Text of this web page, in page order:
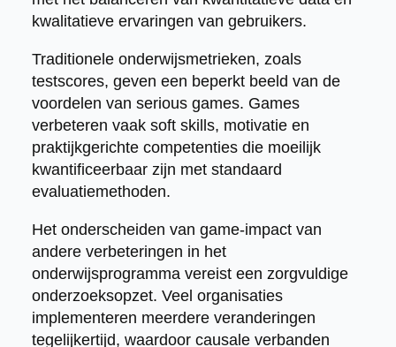
kwalitatieve ervaringen van gebruikers.
Traditionele onderwijsmetrieken, zoals
testscores, geven een beperkt beeld van de
voordelen van serious games. Games
verbeteren vaak soft skills, motivatie en
praktijkgerichte competenties die moeilijk
kwantificeerbaar zijn met standaard
evaluatiemethoden.
Het onderscheiden van game-impact van
andere verbeteringen in het
onderwijsprogramma vereist een zorgvuldige
onderzoeksopzet. Veel organisaties
implementeren meerdere veranderingen
tegelijkertijd, waardoor causale verbanden